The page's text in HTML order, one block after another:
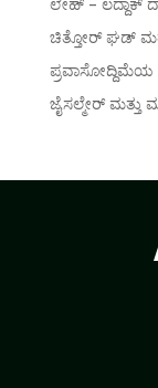
ಲೇಹ್ – ಲದ್ದಾಕ್
ಚಿತ್ತೋರ್ ಘಡ್
ಜೈಸಲ್ಮೇರ್ ಮತ್ತು